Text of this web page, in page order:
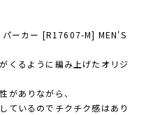
パーカー [R17607-M] MEN'S
くるように編み上げたオリジ
がありながら、
ているのでチクチク感はあり